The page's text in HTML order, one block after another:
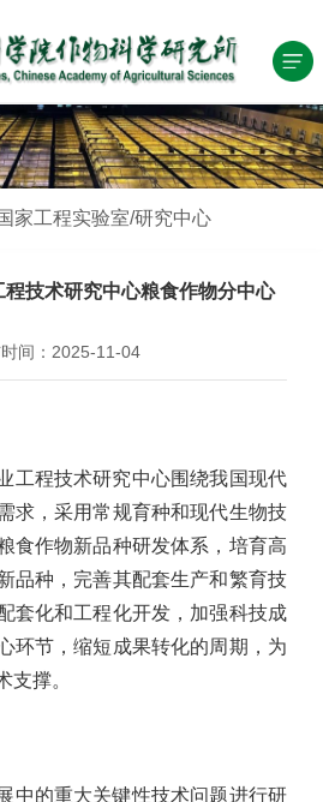
家工程实验室/研究中心
程技术研究中心粮食作物分中心
间：2025-11-04
工程技术研究中心围绕我国现代
求，采用常规育种和现代生物技
食作物新品种研发体系，培育高
品种，完善其配套生产和繁育技
套化和工程化开发，加强科技成
环节，缩短成果转化的周期，为
支撑。
中的重大关键性技术问题进行研